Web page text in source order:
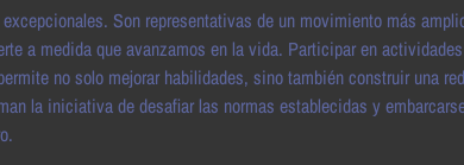
Son representativas de un movimiento más
a medida que avanzamos en la vida. Participar en
no solo mejorar habilidades, sino también construir una
la iniciativa de desafiar las normas establecidas y